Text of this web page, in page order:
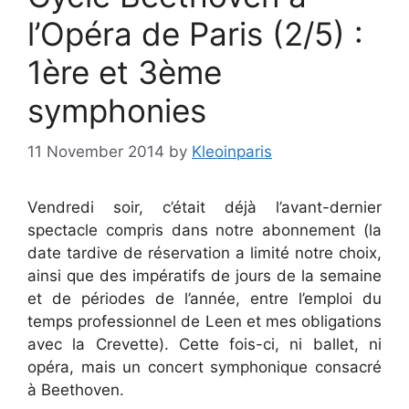
l’Opéra de Paris (2/5) :
1ère et 3ème
symphonies
11 November 2014 by Kleoinparis
Vendredi soir, c’était déjà l’avant-dernier
spectacle compris dans notre abonnement (la
date tardive de réservation a limité notre choix,
ainsi que des impératifs de jours de la semaine
et de périodes de l’année, entre l’emploi du
temps professionnel de Leen et mes obligations
avec la Crevette). Cette fois-ci, ni ballet, ni
opéra, mais un concert symphonique consacré
à Beethoven.